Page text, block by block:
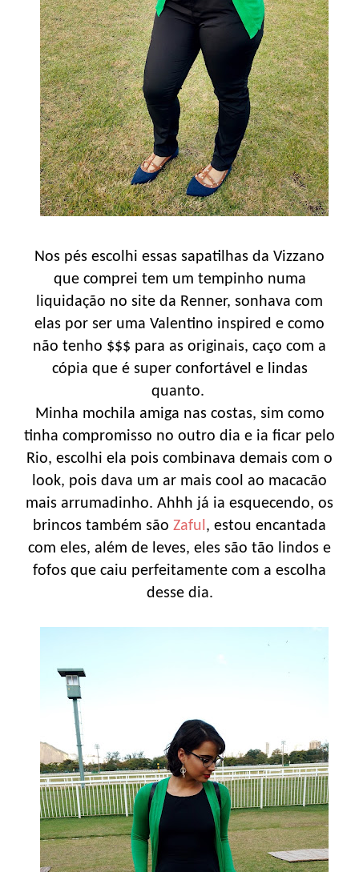
Nos pés escolhi essas sapatilhas da Vizzano
que comprei tem um tempinho numa
liquidação no site da Renner, sonhava com
elas por ser uma Valentino inspired e como
não tenho $$$ para as originais, caço com a
cópia que é super confortável e lindas
quanto.
Minha mochila amiga nas costas, sim como
tinha compromisso no outro dia e ia ficar pelo
Rio, escolhi ela pois combinava demais com o
look, pois dava um ar mais cool ao macacão
mais arrumadinho. Ahhh já ia esquecendo, os
brincos também são Zaful , estou encantada
com eles, além de leves, eles são tão lindos e
fofos que caiu perfeitamente com a escolha
desse dia.